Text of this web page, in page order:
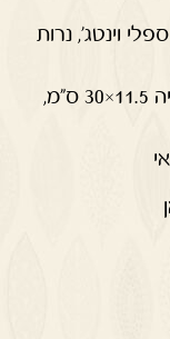
חנוכיה מעוצבת, מארז לחנוכה עם 2 ספלי וינטג’, נרות
גודל המארז 20×20 ס”מ, גודל החנוכיה 11.5×30 ס"מ,